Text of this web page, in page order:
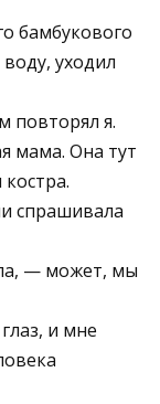
бамбукового
уходил
повторял я.
мама. Она тут
спрашивала
— может, мы
и мне